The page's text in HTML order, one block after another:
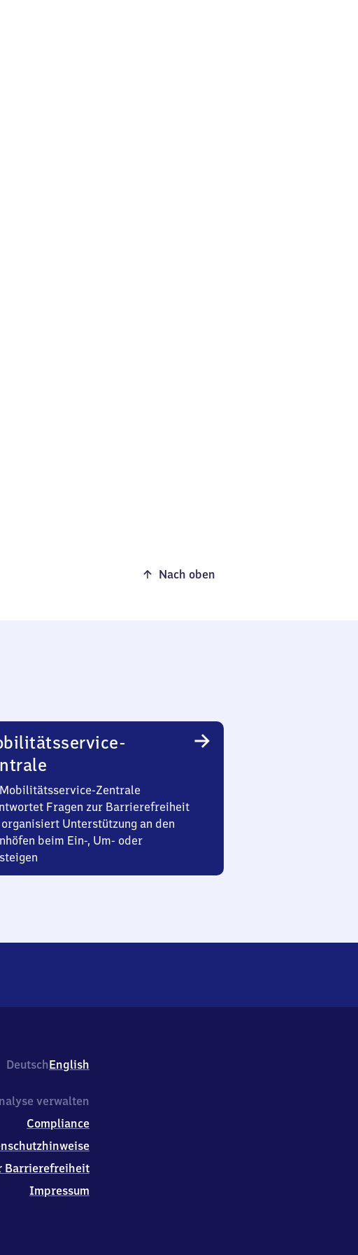
Nach oben
Zentrale
Fragen zur Barrierefreiheit
organisiert Unterstützung an den
beim Ein-, Um- oder
DeutschEnglish
verwalten
Compliance
Barrierefreiheit
Impressum